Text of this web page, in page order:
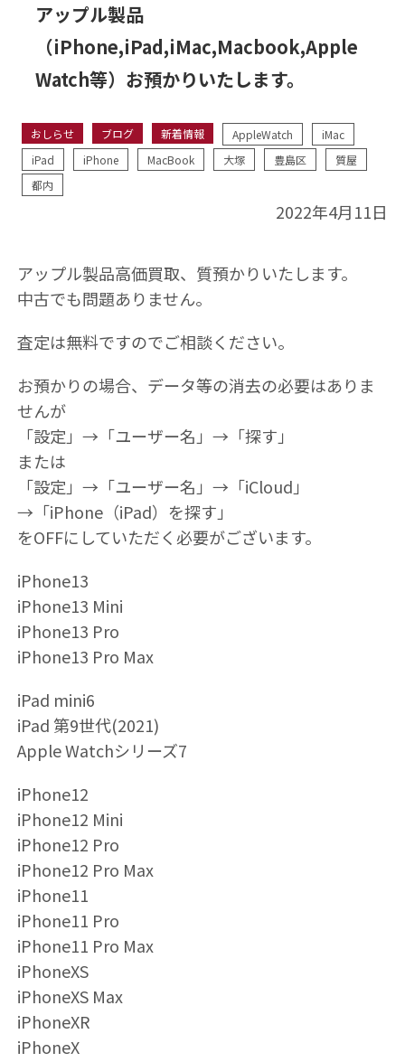
アップル製品
（iPhone,iPad,iMac,Macbook,Apple
Watch等）お預かりいたします。
おしらせ ブログ 新着情報 AppleWatch
iMac
iPad
iPhone MacBook 大塚 豊島区
質屋
都内
2022年4月11日
アップル製品高価買取、質預かりいたします。
中古でも問題ありません。
査定は無料ですのでご相談ください。
お預かりの場合、データ等の消去の必要はありま
せんが
「設定」→「ユーザー名」→「探す」
または
「設定」→「ユーザー名」→「iCloud」
→「iPhone（iPad）を探す」
をOFFにしていただく必要がございます。
iPhone13
iPhone13 Mini
iPhone13 Pro
iPhone13 Pro Max
iPad mini6
iPad 第9世代(2021)
Apple Watchシリーズ7
iPhone12
iPhone12 Mini
iPhone12 Pro
iPhone12 Pro Max
iPhone11
iPhone11 Pro
iPhone11 Pro Max
iPhoneXS
iPhoneXS Max
iPhoneXR
iPhoneX